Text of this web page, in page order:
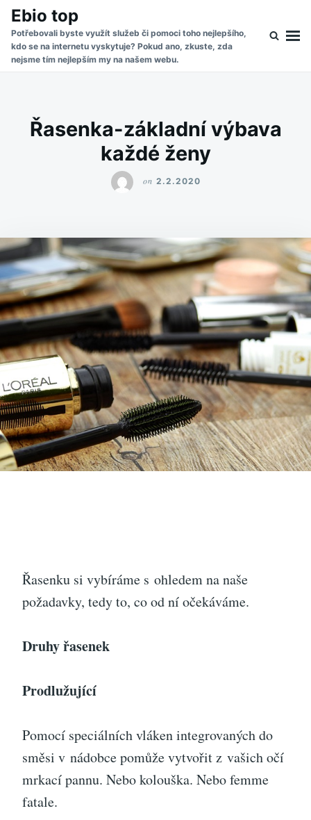
Skip
content
Search
for:
Ebio top
Potřebovali byste využít služeb či pomoci toho nejlepšího,
kdo se na internetu vyskytuje? Pokud ano, zkuste, zda
nejsme tím nejlepším my na našem webu.
Řasenka-základní výbava
každé ženy
on 2.2.2020
Řasenku si vybíráme s ohledem na naše
požadavky, tedy to, co od ní očekáváme.
Druhy řasenek
Prodlužující
Pomocí speciálních vláken integrovaných do
směsi v nádobce pomůže vytvořit z vašich očí
mrkací pannu. Nebo kolouška. Nebo femme
fatale.